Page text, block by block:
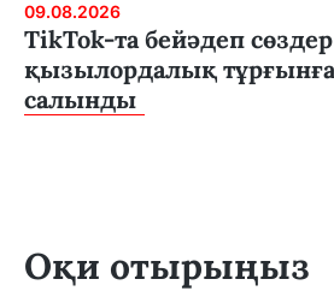
09.08.2026
TikTok-та бейәдеп
қызылордалық
салынды
Оқи отырыңыз